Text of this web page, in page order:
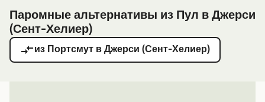
Паромные альтернативы из Пул в Джерси
(Сент-Хелиер)
из Портсмут в Джерси (Сент-Хелиер)